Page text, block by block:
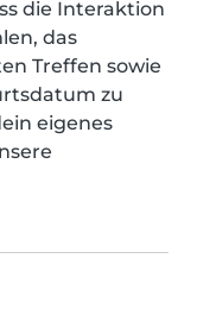
die Interaktion
das
Treffen sowie
zu
eigenes